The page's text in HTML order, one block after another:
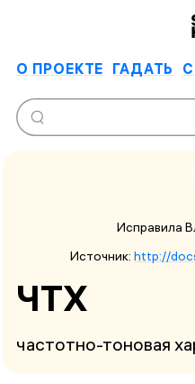
О ПРОЕКТЕ ГАДАТЬ
Исправила
Источник: http://
ЧТХ
частотно-тоновая